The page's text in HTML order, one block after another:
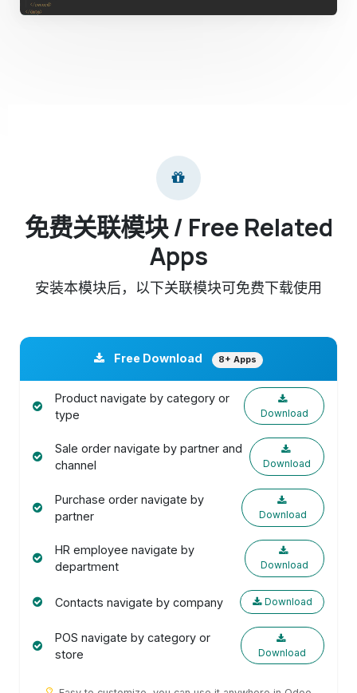
免费关联模块 / Free Related
Apps
安装本模块后，以下关联模块可免费下载使用
Free Download 8+ Apps
Product navigate by category or
type
Download
Sale order navigate by partner and
channel
Download
Purchase order navigate by
partner
Download
HR employee navigate by
department
Download
Contacts navigate by company Download
POS navigate by category or
store
Download